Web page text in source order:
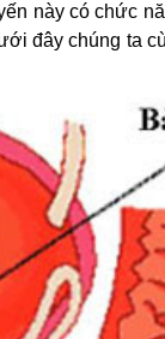
này có chức
đây chúng ta